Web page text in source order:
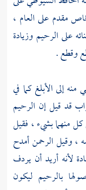
مقدم على العام ،
على الرحيم وزيادة
وقطع .
إلى الأبلغ كما في
قد قيل إن الرحيم
منهما بشيء ، فقيل
، وقيل الرحمن أمدح
لأنه أريد أن يردف
بالرحيم ليكون